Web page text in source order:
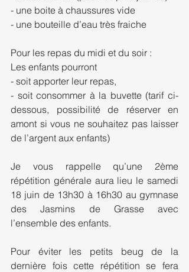
- une boite à chaussures vide
- une bouteille d’eau très fraiche
Pour les repas du midi et du soir :
Les enfants pourront
- soit apporter leur repas,
- soit consommer à la buvette (tarif ci-
dessous, possibilité de réserver en
amont si vous ne souhaitez pas laisser
de l’argent aux enfants)
Je vous rappelle qu’une 2ème
répétition générale aura lieu le samedi
18 juin de 13h30 à 16h30 au gymnase
des Jasmins de Grasse avec
l’ensemble des enfants.
Pour éviter les petits beug de la
dernière fois cette répétition se fera